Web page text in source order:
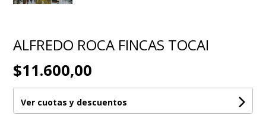
ALFREDO ROCA FINCAS TOCAI
$11.600,00
Ver cuotas y descuentos